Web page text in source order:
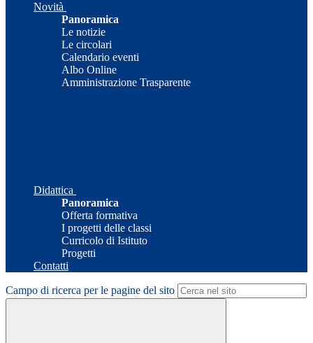
Novità
Panoramica
Le notizie
Le circolari
Calendario eventi
Albo Online
Amministrazione Trasparente
Didattica
Panoramica
Offerta formativa
I progetti delle classi
Curricolo di Istituto
Progetti
Contatti
Campo di ricerca per le pagine del sito